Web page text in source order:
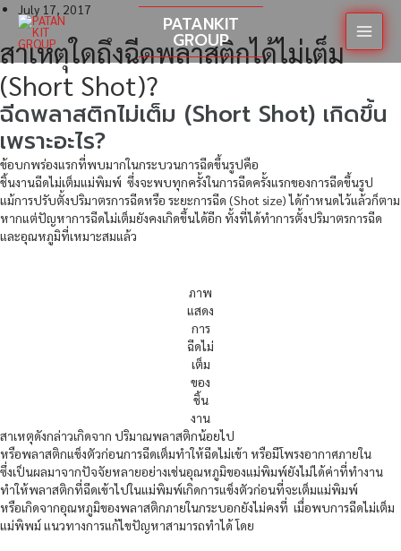
Skip
content
PATANKIT
GROUP
Main
July 17, 2017
สาเหตุใดถึงฉีดพลาสติกได้ไม่เต็ม
(Short Shot)?
ฉีดพลาสติกไม่เต็ม (Short Shot) เกิดขึ้น
เพราะอะไร?
ข้อบกพร่องแรกที่พบมากในกระบวนการฉีดขึ้นรูปคือ
ชิ้นงานฉีดไม่เต็มแม่พิมพ์ ซึ่งจะพบทุกครั้งในการฉีดครั้งแรกของการฉีดขึ้นรูป
แม้การปรับตั้งปริมาตรการฉีดหรือ ระยะการฉีด (Shot size) ได้กำหนดไว้แล้วก็ตาม
หากแต่ปัญหาการฉีดไม่เต็มยังคงเกิดขึ้นได้อีก ทั้งที่ได้ทําการตั้งปริมาตรการฉีด
และอุณหภูมิที่เหมาะสมแล้ว
ภาพ
แสดง
การ
ฉีดไม่
เต็ม
ของ
ชิ้น
งาน
สาเหตุดังกล่าวเกิดจาก ปริมาณพลาสติกน้อยไป
หรือพลาสติกแข็งตัวก่อนการฉีดเต็มทำให้ฉีดไม่เข้า หรือมีโพรงอากาศภายใน
ซึ่งเป็นผลมาจากปัจจัยหลายอย่างเช่นอุณหภูมิของแม่พิมพ์ยังไม่ได้ค่าที่ทำงาน
ทำให้พลาสติกที่ฉีดเข้าไปในแม่พิมพ์เกิดการแข็งตัวก่อนที่จะเต็มแม่พิมพ์
หรือเกิดจากอุณหภูมิของพลาสติกภายในกระบอกยังไม่คงที่ เมื่อพบการฉีดไม่เต็ม
แม่พิพม์ แนวทางการแก้ไขปัญหาสามารถทําได้ โดย